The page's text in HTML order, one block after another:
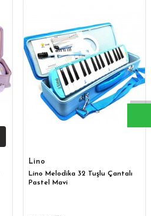
W
h
a
s
a
p
p
D
e
s
t
e
H
a
t
t
Lino
Lino Melodika 32 Tuşlu Çantalı
Pastel Mavi